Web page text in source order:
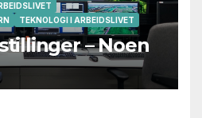
TEKNOLOGI I ARBEIDSLIVET
– Noen